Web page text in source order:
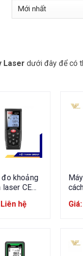
Laser dưới đây để có
đo khoảng
laser CEM
hệ